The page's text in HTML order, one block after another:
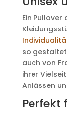
Ein Pullover
so
auch von
ihrer
Anlässen
Perfekt